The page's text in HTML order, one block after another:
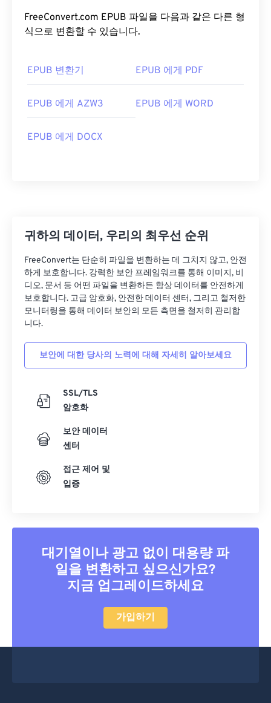
FreeConvert.com EPUB 파일을 다음과 같은 다른 형
식으로 변환할 수 있습니다.
EPUB 변환기 EPUB 에게 PDF
EPUB 에게 AZW3 EPUB 에게 WORD
EPUB 에게 DOCX
귀하의 데이터, 우리의 최우선 순위
FreeConvert는 단순히 파일을 변환하는 데 그치지 않고, 안전
하게 보호합니다. 강력한 보안 프레임워크를 통해 이미지, 비
디오, 문서 등 어떤 파일을 변환하든 항상 데이터를 안전하게
보호합니다. 고급 암호화, 안전한 데이터 센터, 그리고 철저한
모니터링을 통해 데이터 보안의 모든 측면을 철저히 관리합
니다.
보안에 대한 당사의 노력에 대해 자세히 알아보세요
SSL/TLS
암호화
보안 데이터
센터
접근 제어 및
입증
대기열이나 광고 없이 대용량 파
일을 변환하고 싶으신가요?
지금 업그레이드하세요
가입하기